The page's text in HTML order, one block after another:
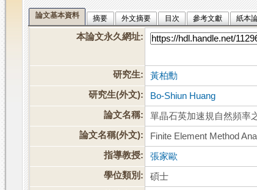
論文基本資料 摘要 外文摘要 目次 參考文獻 紙本
本論文永久網址:
研究生:
黃柏勳
研究生(外文):
Bo-Shiun Huang
論文名稱:
單晶石英加速規自然頻率
論文名稱(外文):
Finite Element Method
指導教授:
張家歐
學位類別:
碩士